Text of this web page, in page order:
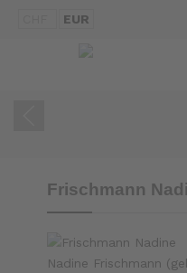
EUR
Frischmann
Nadine Frischmann